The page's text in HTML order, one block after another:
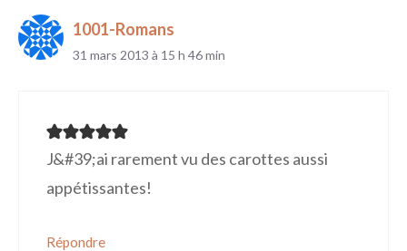
1001-Romans
31 mars 2013 à 15 h 46 min
J&#39;ai rarement vu des carottes aussi
appétissantes!
Répondre